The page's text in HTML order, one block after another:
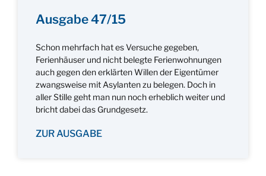
Ausgabe 47/15
Schon mehrfach hat es Versuche gegeben,
Ferienhäuser und nicht belegte Ferienwohnungen
auch gegen den erklärten Willen der Eigentümer
zwangsweise mit Asylanten zu belegen. Doch in
aller Stille geht man nun noch erheblich weiter und
bricht dabei das Grundgesetz.
ZUR AUSGABE